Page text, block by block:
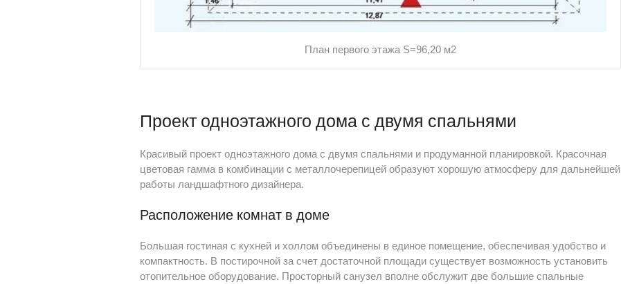
План первого этажа S=96,20 м2
Проект одноэтажного дома с двумя спальнями
Красивый проект одноэтажного дома с двумя спальнями и продуманной планировкой. Красочная
цветовая гамма в комбинации с металлочерепицей образуют хорошую атмосферу для дальнейшей
работы ландшафтного дизайнера.
Расположение комнат в доме
Большая гостиная с кухней и холлом объединены в единое помещение, обеспечивая удобство и
компактность. В постирочной за счет достаточной площади существует возможность установить
отопительное оборудование. Просторный санузел вполне обслужит две большие спальные